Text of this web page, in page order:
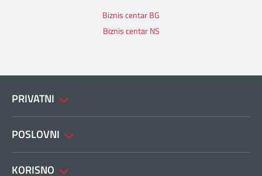
Biznis centar BG
Biznis centar NS
PRIVATNI
POSLOVNI
KORISNO